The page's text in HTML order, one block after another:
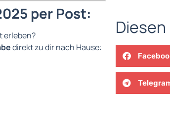
per Post:
erleben?
direkt zu dir nach Hause: